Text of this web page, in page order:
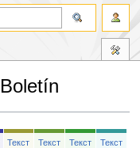
Boletín
Текст Текст Текст Текст